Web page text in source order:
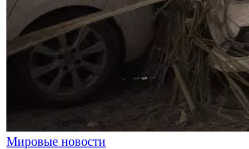
Мировые новости